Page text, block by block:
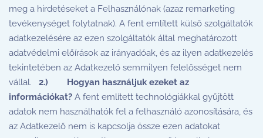
meg a hirdetéseket a Felhasználónak (azaz remarketing
tevékenységet folytatnak). A fent említett külső szolgáltatók
adatkezelésére az ezen szolgáltatók által meghatározott
adatvédelmi előírások az irányadóak, és az ilyen adatkezelés
tekintetében az Adatkezelő semmilyen felelősséget nem
vállal. 2.)
Hogyan használjuk ezeket az
információkat? A fent említett technológiákkal gyűjtött
adatok nem használhatók fel a felhasználó azonosítására, és
az Adatkezelő nem is kapcsolja össze ezen adatokat